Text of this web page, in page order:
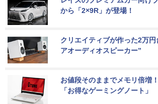
から「2×9R」が登場！
クリエイティブが作った2万円
アオーディオスピーカー”
お値段そのままでメモリ倍増
「お得なゲーミングノート」